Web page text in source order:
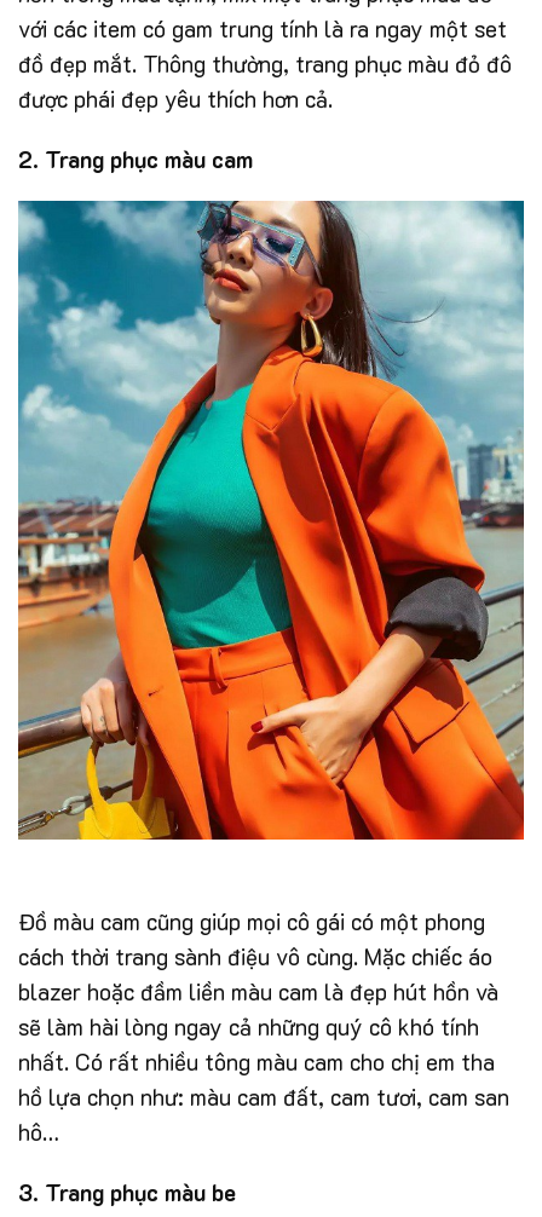
với các item có gam trung tính là ra ngay một set
đồ đẹp mắt. Thông thường, trang phục màu đỏ đô
được phái đẹp yêu thích hơn cả.
2. Trang phục màu cam
Đồ màu cam cũng giúp mọi cô gái có một phong
cách thời trang sành điệu vô cùng. Mặc chiếc áo
blazer hoặc đầm liền màu cam là đẹp hút hồn và
sẽ làm hài lòng ngay cả những quý cô khó tính
nhất. Có rất nhiều tông màu cam cho chị em tha
hồ lựa chọn như: màu cam đất, cam tươi, cam san
hô…
3. Trang phục màu be